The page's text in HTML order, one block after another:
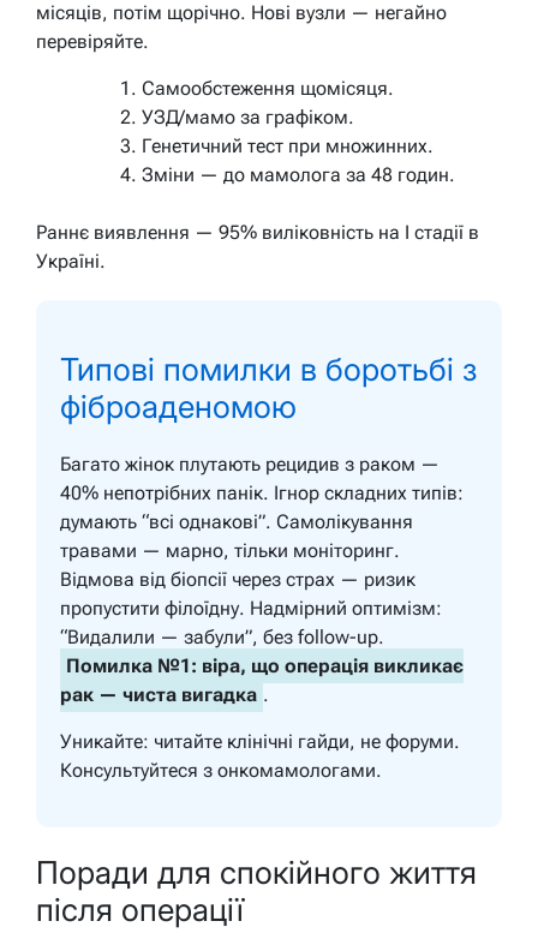
місяців, потім щорічно. Нові вузли — негайно
перевіряйте.
Самообстеження щомісяця.
УЗД/мамо за графіком.
Генетичний тест при множинних.
Зміни — до мамолога за 48 годин.
Раннє виявлення — 95% виліковність на I стадії в
Україні.
Типові помилки в боротьбі з
фіброаденомою
Багато жінок плутають рецидив з раком —
40% непотрібних панік. Ігнор складних типів:
думають “всі однакові”. Самолікування
травами — марно, тільки моніторинг.
Відмова від біопсії через страх — ризик
пропустити філоїдну. Надмірний оптимізм:
“Видалили — забули”, без follow-up.
Помилка №1: віра, що операція викликає
рак — чиста вигадка .
Уникайте: читайте клінічні гайди, не форуми.
Консультуйтеся з онкомамологами.
Поради для спокійного життя
після операції